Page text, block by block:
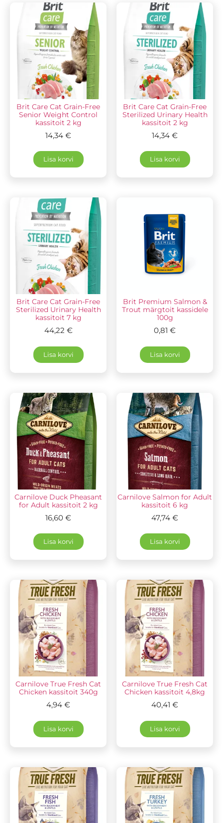
Brit Care Cat Grain-Free
Senior Weight Control
kassitoit 2 kg
14,34 €
Lisa korvi
Brit Care Cat Grain-Free
Sterilized Urinary Health
kassitoit 2 kg
14,34 €
Lisa korvi
Brit Care Cat Grain-Free
Sterilized Urinary Health
kassitoit 7 kg
44,22 €
Lisa korvi
Brit Premium Salmon &
Trout märgtoit kassidele
100g
0,81 €
Lisa korvi
Carnilove Duck Pheasant
for Adult kassitoit 2 kg
16,60 €
Lisa korvi
Carnilove Salmon for Adult
kassitoit 6 kg
47,74 €
Lisa korvi
Carnilove True Fresh Cat
Chicken kassitoit 340g
4,94 €
Lisa korvi
Carnilove True Fresh Cat
Chicken kassitoit 4,8kg
40,41 €
Lisa korvi